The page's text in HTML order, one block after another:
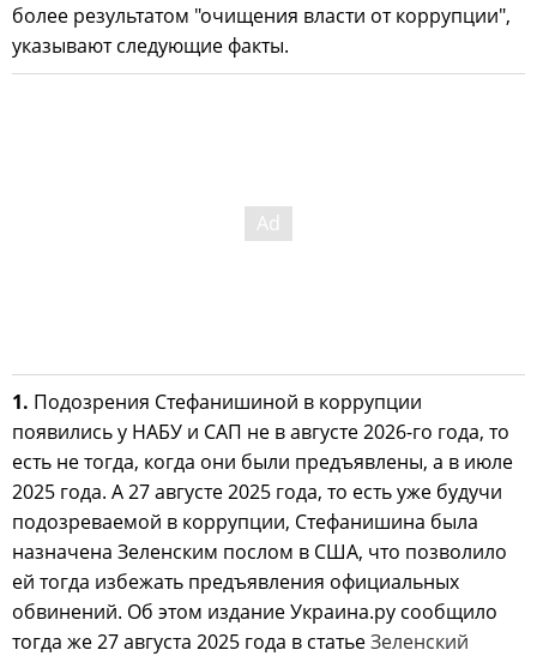
более результатом "очищения власти от коррупции",
указывают следующие факты.
1. Подозрения Стефанишиной в коррупции
появились у НАБУ и САП не в августе 2026-го года, то
есть не тогда, когда они были предъявлены, а в июле
2025 года. А 27 августе 2025 года, то есть уже будучи
подозреваемой в коррупции, Стефанишина была
назначена Зеленским послом в США, что позволило
ей тогда избежать предъявления официальных
обвинений. Об этом издание Украина.ру сообщило
тогда же 27 августа 2025 года в статьеЗеленский